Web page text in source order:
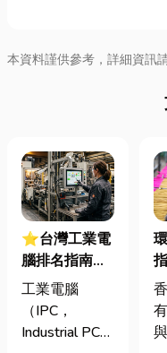
本資料謹供參考，詳細資訊
⭐台灣工業電
腦排名指南：
台灣三大工業
電腦龍頭有哪
些？工廠採購
工業電腦
（IPC，
Industrial PC）